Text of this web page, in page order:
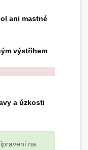
ani mastné
výstřihem
a úzkosti
na